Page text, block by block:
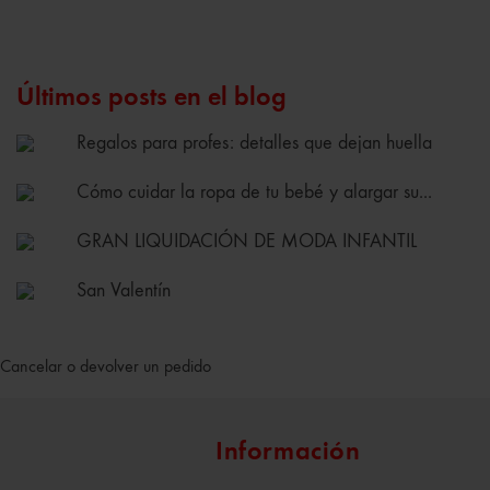
Últimos posts en el blog
Regalos para profes: detalles que dejan huella
Cómo cuidar la ropa de tu bebé y alargar su...
GRAN LIQUIDACIÓN DE MODA INFANTIL
San Valentín
Cancelar o devolver un pedido
Información